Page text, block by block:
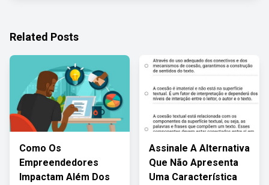
Related Posts
Como Os
Empreendedores
Impactam Além Dos
Assinale A Alternativa
Que Não Apresenta
Uma Característica